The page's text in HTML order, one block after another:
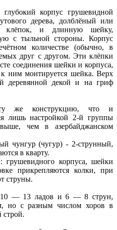
корпус грушевидной
дерева, долблёный или
клёпок, и длинную шейку,
с тыльной стороны. Корпус
количестве (обычно, в
друг с другом. Эти клёпки
соединения шейки и корпуса,
ним монтируется шейка. Верх
деревянной декой и на гриф
же конструкцию, что и
лишь настройкой 2-й группы
чем в азербайджанском
чунгур (чугур) - 2-струнный,
в кварту.
грушевидного корпуса, шейки
прикрепляются колки, при
струны.
10 — 13 ладов и 6 — 8 струн,
но с разным числом хоров в
строй.